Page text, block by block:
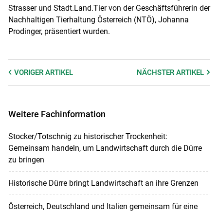
Strasser und Stadt.Land.Tier von der Geschäftsführerin der
Nachhaltigen Tierhaltung Österreich (NTÖ), Johanna
Prodinger, präsentiert wurden.
VORIGER ARTIKEL NÄCHSTERARTIKEL
Weitere Fachinformation
Stocker/Totschnig zu historischer Trockenheit:
Gemeinsam handeln, um Landwirtschaft durch die Dürre
zu bringen
Historische Dürre bringt Landwirtschaft an ihre Grenzen
Österreich, Deutschland und Italien gemeinsam für eine